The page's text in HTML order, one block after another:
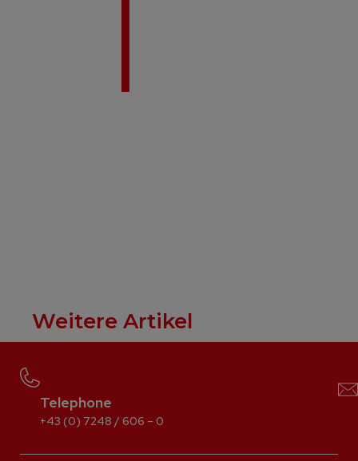
Weitere Artikel
Telephone
+43 (0) 7248 / 606 – 0